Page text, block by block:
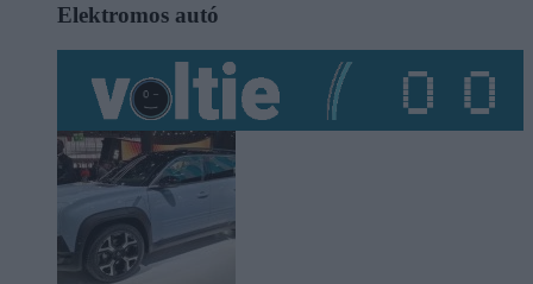
Elektromos autó